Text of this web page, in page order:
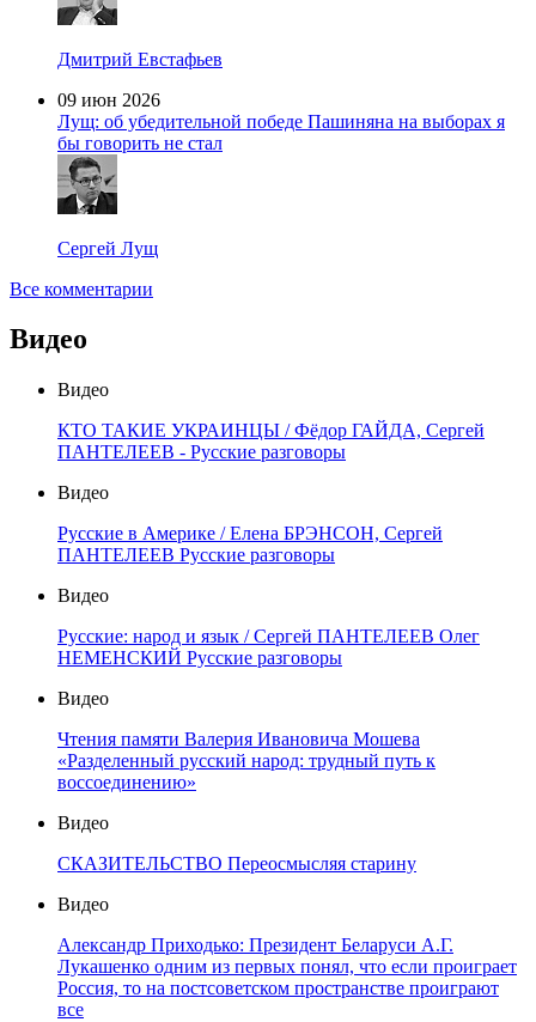
Дмитрий Евстафьев
09 июн 2026
Лущ: об убедительной победе Пашиняна на выборах я
бы говорить не стал
Сергей Лущ
Все комментарии
Видео
Видео
КТО ТАКИЕ УКРАИНЦЫ / Фёдор ГАЙДА, Сергей
ПАНТЕЛЕЕВ - Русские разговоры
Видео
Русские в Америке / Елена БРЭНСОН, Сергей
ПАНТЕЛЕЕВ Русские разговоры
Видео
Русские: народ и язык / Сергей ПАНТЕЛЕЕВ Олег
НЕМЕНСКИЙ Русские разговоры
Видео
Чтения памяти Валерия Ивановича Мошева
«Разделенный русский народ: трудный путь к
воссоединению»
Видео
СКАЗИТЕЛЬСТВО Переосмысляя старину
Видео
Александр Приходько: Президент Беларуси А.Г.
Лукашенко одним из первых понял, что если проиграет
Россия, то на постсоветском пространстве проиграют
все